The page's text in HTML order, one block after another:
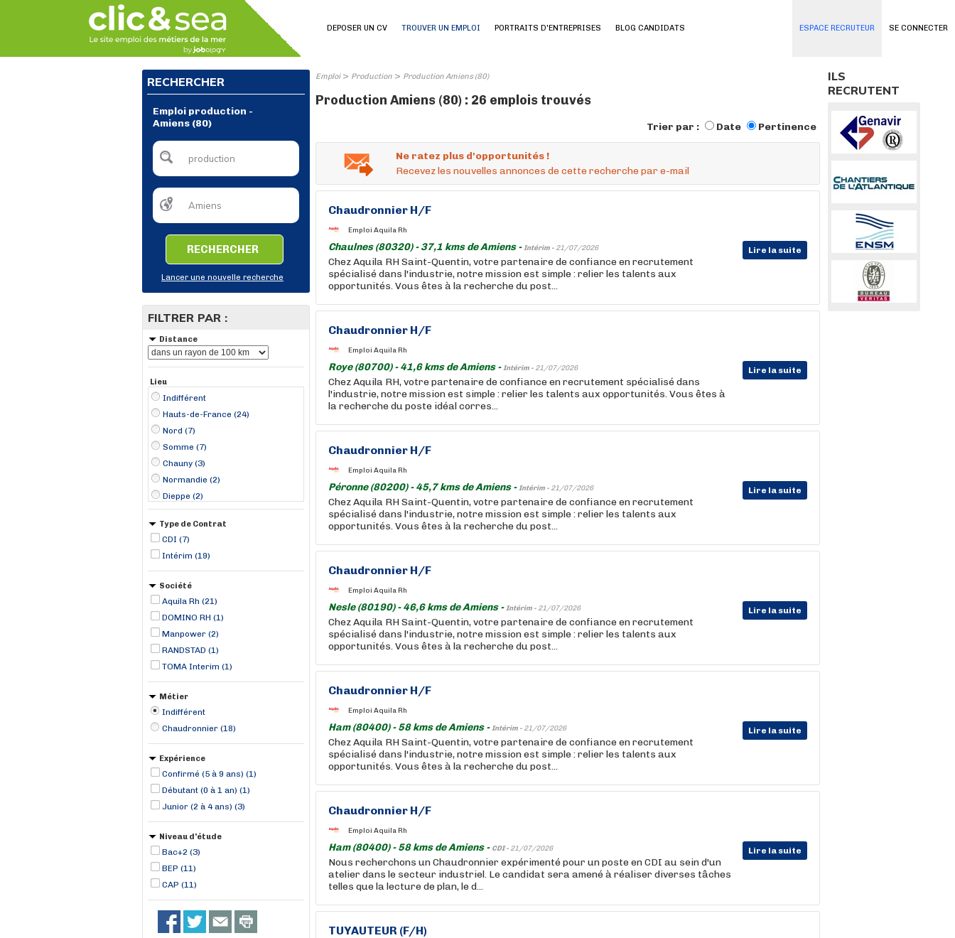
SE CONNECTER
DEPOSER UN CV TROUVER UN EMPLOI PORTRAITS D'ENTREPRISES BLOG CANDIDATS ESPACE RECRUTEUR
RECHERCHER
Emploi production -
Amiens (80)
RECHERCHER
Lancer une nouvelle recherche
FILTRER PAR :
Distance
Lieu
Indifférent
Hauts-de-France (24)
Nord (7)
Somme (7)
Chauny (3)
Normandie (2)
Dieppe (2)
Douai (2)
Ham (2)
Libercourt (2)
Lille (2)
Type de Contrat
CDI (7)
Intérim (19)
Société
Aquila Rh (21)
DOMINO RH (1)
Manpower (2)
RANDSTAD (1)
TOMA Interim (1)
Métier
Indifférent
Chaudronnier (18)
Expérience
Confirmé (5 à 9 ans) (1)
Débutant (0 à 1 an) (1)
Junior (2 à 4 ans) (3)
Niveau d'étude
Bac+2 (3)
BEP (11)
CAP (11)
Emploi> Production > Production Amiens (80)
Production Amiens (80) : 26 emplois trouvés
Trier par : Date Pertinence
Ne ratez plus d'opportunités !
Recevez les nouvelles annonces de cette recherche par e-mail
Chaudronnier H/F
Emploi Aquila Rh
Chaulnes (80320) - 37,1 kms de Amiens -Intérim - 21/07/2026 Lire la suite
Chez Aquila RH Saint-Quentin, votre partenaire de confiance en recrutement
spécialisé dans l'industrie, notre mission est simple : relier les talents aux
opportunités. Vous êtes à la recherche du post...
Chaudronnier H/F
Emploi Aquila Rh
Roye (80700) - 41,6 kms de Amiens -Intérim - 21/07/2026 Lire la suite
Chez Aquila RH, votre partenaire de confiance en recrutement spécialisé dans
l'industrie, notre mission est simple : relier les talents aux opportunités. Vous êtes à
la recherche du poste idéal corres...
Chaudronnier H/F
Emploi Aquila Rh
Péronne (80200) - 45,7 kms de Amiens -Intérim - 21/07/2026 Lire la suite
Chez Aquila RH Saint-Quentin, votre partenaire de confiance en recrutement
spécialisé dans l'industrie, notre mission est simple : relier les talents aux
opportunités. Vous êtes à la recherche du post...
Chaudronnier H/F
Emploi Aquila Rh
Nesle (80190) - 46,6 kms de Amiens -Intérim - 21/07/2026 Lire la suite
Chez Aquila RH Saint-Quentin, votre partenaire de confiance en recrutement
spécialisé dans l'industrie, notre mission est simple : relier les talents aux
opportunités. Vous êtes à la recherche du post...
Chaudronnier H/F
Emploi Aquila Rh
Ham (80400) - 58 kms de Amiens -Intérim - 21/07/2026 Lire la suite
Chez Aquila RH Saint-Quentin, votre partenaire de confiance en recrutement
spécialisé dans l'industrie, notre mission est simple : relier les talents aux
opportunités. Vous êtes à la recherche du post...
Chaudronnier H/F
Emploi Aquila Rh
Ham (80400) - 58 kms de Amiens - CDI - 21/07/2026 Lire la suite
Nous recherchons un Chaudronnier expérimenté pour un poste en CDI au sein d'un
atelier dans le secteur industriel. Le candidat sera amené à réaliser diverses tâches
telles que la lecture de plan, le d...
TUYAUTEUR (F/H)
ILS
RECRUTENT